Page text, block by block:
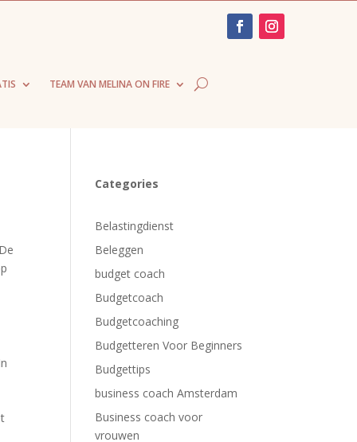
TEAM VAN MELINA ON FIRE
Categories
Belastingdienst
Beleggen
budget coach
Budgetcoach
Budgetcoaching
Budgetteren Voor Beginners
Budgettips
business coach Amsterdam
Business coach voor
vrouwen